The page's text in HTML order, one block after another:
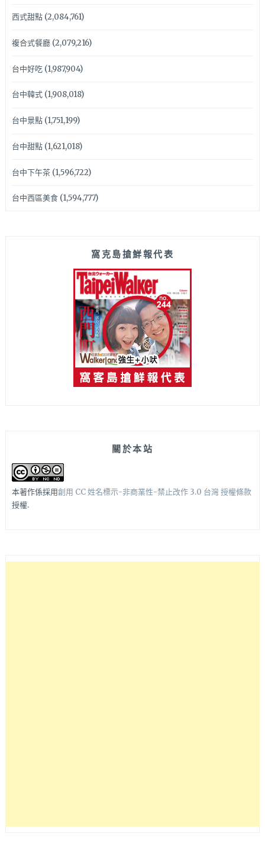
西式甜點(2,084,761)
複合式餐廳(2,079,216)
台中好吃(1,987,904)
台中韓式(1,908,018)
台中景點(1,751,199)
台中甜點(1,621,018)
台中下午茶(1,596,722)
台中西區美食(1,594,777)
窩克島搶鮮報代表
關於本站
本著作係採用創用 CC 姓名標示-非商業性-禁止改作 3.0 台灣 授權條款
授權.